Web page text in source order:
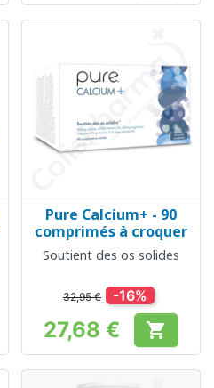
Pure Calcium+ - 90
comprimés à croquer
Soutient des os solides
32,95 € -16%
Prix
27,68 € 